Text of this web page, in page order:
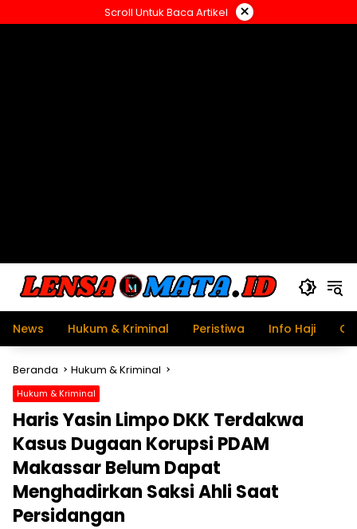
ke
Scroll Untuk Baca Artikel ×
News Hukum & Kriminal Peristiwa Info Haji
Beranda Hukum & Kriminal
Hukum & Kriminal
Haris Yasin Limpo DKK Terdakwa
Kasus Dugaan Korupsi PDAM
Makassar Belum Dapat
Menghadirkan Saksi Ahli Saat
Persidangan